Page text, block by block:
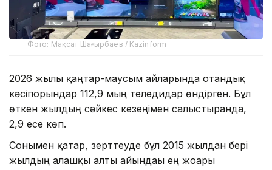
Фото: Мақсат Шағырбаев / Kazinform
2026 жылы қаңтар-маусым айларында отандық
кәсіпорындар 112,9 мың теледидар өндірген. Бұл
өткен жылдың сәйкес кезеңімен салыстырғанда,
2,9 есе көп.
Сонымен қатар, зерттеуде бұл 2015 жылдан бері
жылдың алғашқы алты айындағы ең жоғары